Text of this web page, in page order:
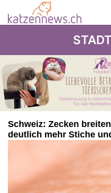
Schweiz: Zecken
deutlich mehr Stiche